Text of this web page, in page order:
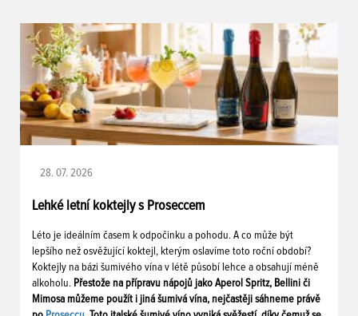
28. 07. 2026
Lehké letní koktejly s Proseccem
Léto je ideálním časem k odpočinku a pohodu. A co může být
lepšího než osvěžující koktejl, kterým oslavíme toto roční období?
Koktejly na bázi šumivého vína v létě působí lehce a obsahují méně
alkoholu. Přestože na přípravu nápojů jako Aperol Spritz, Bellini či
Mimosa můžeme použít i jiná šumivá vína, nejčastěji sáhneme právě